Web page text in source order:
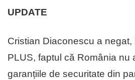
UPDATE
Cristian Diaconescu a negat,
PLUS, faptul că România nu
garanțiile de securitate din